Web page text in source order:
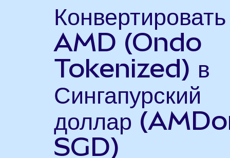
Конвертировать
AMD (Ondo
Tokenized) в
Сингапурский
доллар
SGD)